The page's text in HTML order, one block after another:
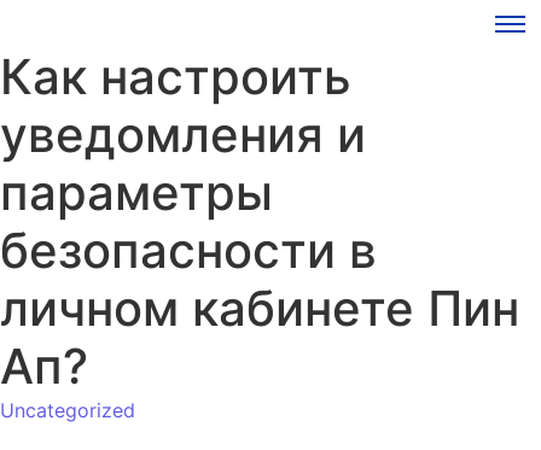
Как настроить
уведомления и
параметры
безопасности в
личном кабинете Пин
Ап?
Uncategorized